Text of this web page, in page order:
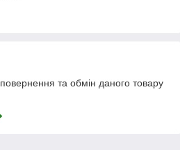
та обмін даного товару